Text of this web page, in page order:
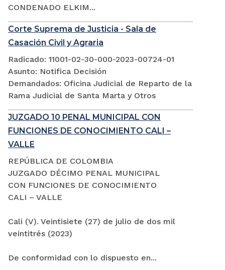
CONDENADO ELKIM...
Corte Suprema de Justicia - Sala de
Casación Civil y Agraria
Radicado: 11001-02-30-000-2023-00724-01
Asunto: Notifica Decisión
Demandados: Oficina Judicial de Reparto de la
Rama Judicial de Santa Marta y Otros
JUZGADO 10 PENAL MUNICIPAL CON
FUNCIONES DE CONOCIMIENTO CALI –
VALLE
REPÚBLICA DE COLOMBIA
JUZGADO DÉCIMO PENAL MUNICIPAL
CON FUNCIONES DE CONOCIMIENTO
CALI – VALLE
Cali (V). Veintisiete (27) de julio de dos mil
veintitrés (2023)
De conformidad con lo dispuesto en...